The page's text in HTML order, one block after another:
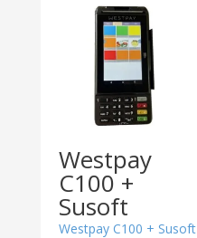
Westpay
C100 +
Susoft
Westpay C100 + Susoft